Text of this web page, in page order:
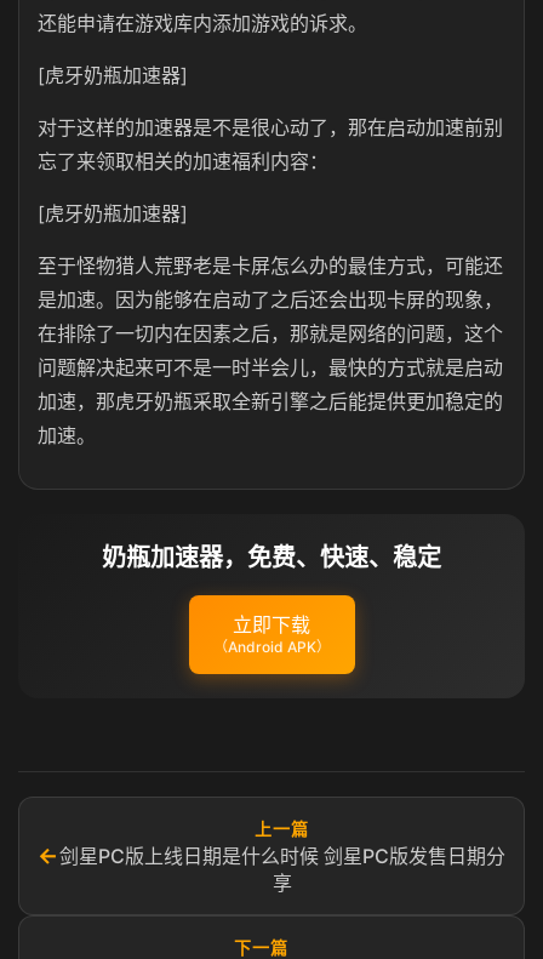
还能申请在游戏库内添加游戏的诉求。
[虎牙奶瓶加速器]
对于这样的加速器是不是很心动了，那在启动加速前别
忘了来领取相关的加速福利内容：
[虎牙奶瓶加速器]
至于怪物猎人荒野老是卡屏怎么办的最佳方式，可能还
是加速。因为能够在启动了之后还会出现卡屏的现象，
在排除了一切内在因素之后，那就是网络的问题，这个
问题解决起来可不是一时半会儿，最快的方式就是启动
加速，那虎牙奶瓶采取全新引擎之后能提供更加稳定的
加速。
奶瓶加速器，免费、快速、稳定
立即下载
（Android APK）
←
上一篇
剑星PC版上线日期是什么时候 剑星PC版发售日期分
享
下一篇